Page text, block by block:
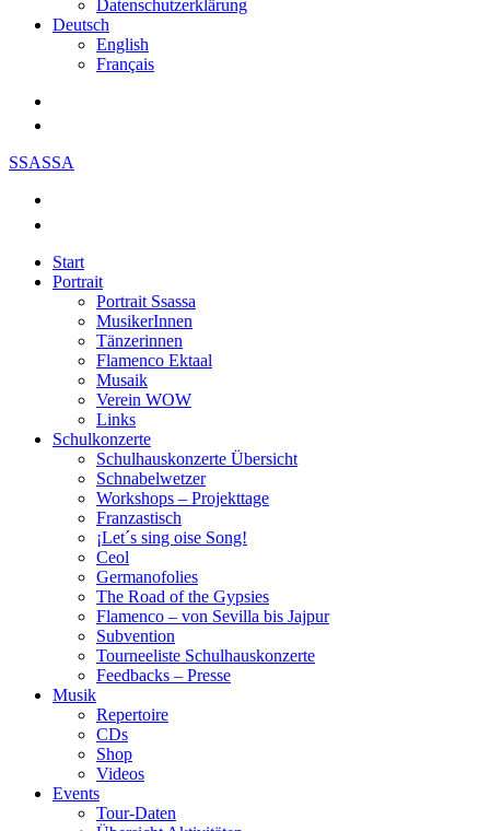
Datenschutzerklärung
Deutsch
English
Français
SSASSA
Start
Portrait
Portrait Ssassa
MusikerInnen
Tänzerinnen
Flamenco Ektaal
Musaik
Verein WOW
Links
Schulkonzerte
Schulhauskonzerte Übersicht
Schnabelwetzer
Workshops – Projekttage
Franzastisch
¡Let´s sing oise Song!
Ceol
Germanofolies
The Road of the Gypsies
Flamenco – von Sevilla bis Jajpur
Subvention
Tourneeliste Schulhauskonzerte
Feedbacks – Presse
Musik
Repertoire
CDs
Shop
Videos
Events
Tour-Daten